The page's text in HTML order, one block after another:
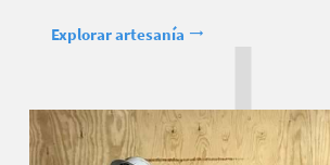
Explorar artesanía